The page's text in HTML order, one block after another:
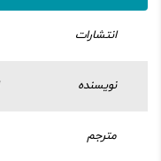
انتشارات
نویسنده
مترجم